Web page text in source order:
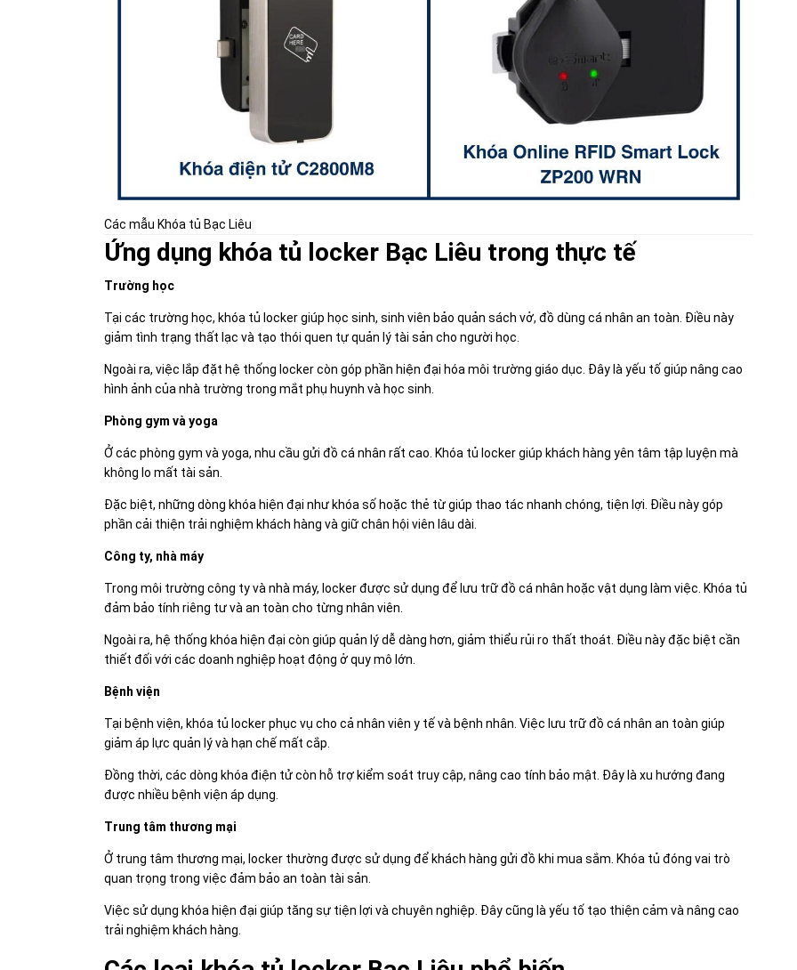
Các mẫu Khóa tủ Bạc Liêu
Ứng dụng khóa tủ locker Bạc Liêu trong thực tế
Trường học
Tại các trường học, khóa tủ locker giúp học sinh, sinh viên bảo quản sách vở, đồ dùng cá nhân an toàn. Điều này
giảm tình trạng thất lạc và tạo thói quen tự quản lý tài sản cho người học.
Ngoài ra, việc lắp đặt hệ thống locker còn góp phần hiện đại hóa môi trường giáo dục. Đây là yếu tố giúp nâng cao
hình ảnh của nhà trường trong mắt phụ huynh và học sinh.
Phòng gym và yoga
Ở các phòng gym và yoga, nhu cầu gửi đồ cá nhân rất cao. Khóa tủ locker giúp khách hàng yên tâm tập luyện mà
không lo mất tài sản.
Đặc biệt, những dòng khóa hiện đại như khóa số hoặc thẻ từ giúp thao tác nhanh chóng, tiện lợi. Điều này góp
phần cải thiện trải nghiệm khách hàng và giữ chân hội viên lâu dài.
Công ty, nhà máy
Trong môi trường công ty và nhà máy, locker được sử dụng để lưu trữ đồ cá nhân hoặc vật dụng làm việc. Khóa tủ
đảm bảo tính riêng tư và an toàn cho từng nhân viên.
Ngoài ra, hệ thống khóa hiện đại còn giúp quản lý dễ dàng hơn, giảm thiểu rủi ro thất thoát. Điều này đặc biệt cần
thiết đối với các doanh nghiệp hoạt động ở quy mô lớn.
Bệnh viện
Tại bệnh viện, khóa tủ locker phục vụ cho cả nhân viên y tế và bệnh nhân. Việc lưu trữ đồ cá nhân an toàn giúp
giảm áp lực quản lý và hạn chế mất cắp.
Đồng thời, các dòng khóa điện tử còn hỗ trợ kiểm soát truy cập, nâng cao tính bảo mật. Đây là xu hướng đang
được nhiều bệnh viện áp dụng.
Trung tâm thương mại
Ở trung tâm thương mại, locker thường được sử dụng để khách hàng gửi đồ khi mua sắm. Khóa tủ đóng vai trò
quan trọng trong việc đảm bảo an toàn tài sản.
Việc sử dụng khóa hiện đại giúp tăng sự tiện lợi và chuyên nghiệp. Đây cũng là yếu tố tạo thiện cảm và nâng cao
trải nghiệm khách hàng.